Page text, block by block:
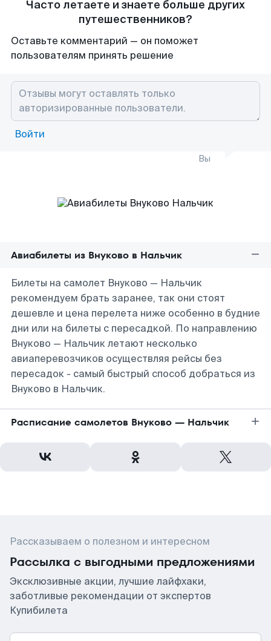
Часто летаете и знаете больше других
путешественников?
Оставьте комментарий — он поможет
пользователям принять решение
Войти
Вы
Авиабилеты из Внуково в Нальчик
Билеты на самолет Внуково — Нальчик
рекомендуем брать заранее, так они стоят
дешевле и цена перелета ниже особенно в будние
дни или на билеты с пересадкой. По направлению
Внуково — Нальчик летают несколько
авиаперевозчиков осуществляя рейсы без
пересадок - самый быстрый способ добраться из
Внуково в Нальчик.
Расписание самолетов Внуково — Нальчик
Рассказываем о полезном и интересном
Рассылка с выгодными предложениями
Эксклюзивные акции, лучшие лайфхаки,
заботливые рекомендации от экспертов
Купибилета